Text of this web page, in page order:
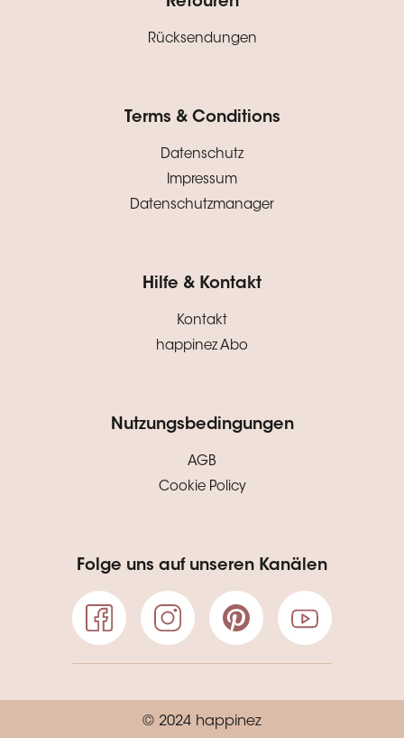
Rücksendungen
Terms & Conditions
Datenschutz
Impressum
Datenschutzmanager
Hilfe & Kontakt
Kontakt
happinez Abo
Nutzungsbedingungen
AGB
Cookie Policy
Folge uns auf unseren Kanälen
© 2024 happinez